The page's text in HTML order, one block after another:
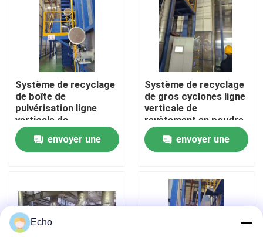
Au sujet de nous
Visite d'usine
Contrôle de qualité
Contactez-nous
VR
Ligne de revêtement verticale de poudre
Système de recyclage
de boîte de
pulvérisation ligne
verticale de
revêtement en poudre
haute performance
pour les profils en
envoyer une
Système de recyclage
de gros cyclones ligne
verticale de
revêtement en poudre
haute performance
pour les profils en
aluminium
envoyer une
Echo